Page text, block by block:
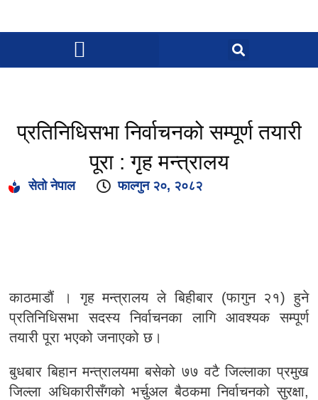
प्रतिनिधिसभा निर्वाचनको सम्पूर्ण तयारी
पूरा : गृह मन्त्रालय
सेतो नेपाल फाल्गुन २०, २०८२
काठमाडौं । गृह मन्त्रालय ले बिहीबार (फागुन २१) हुने
प्रतिनिधिसभा सदस्य निर्वाचनका लागि आवश्यक सम्पूर्ण
तयारी पूरा भएको जनाएको छ।
बुधबार बिहान मन्त्रालयमा बसेको ७७ वटै जिल्लाका प्रमुख
जिल्ला अधिकारीसँगको भर्चुअल बैठकमा निर्वाचनको सुरक्षा,